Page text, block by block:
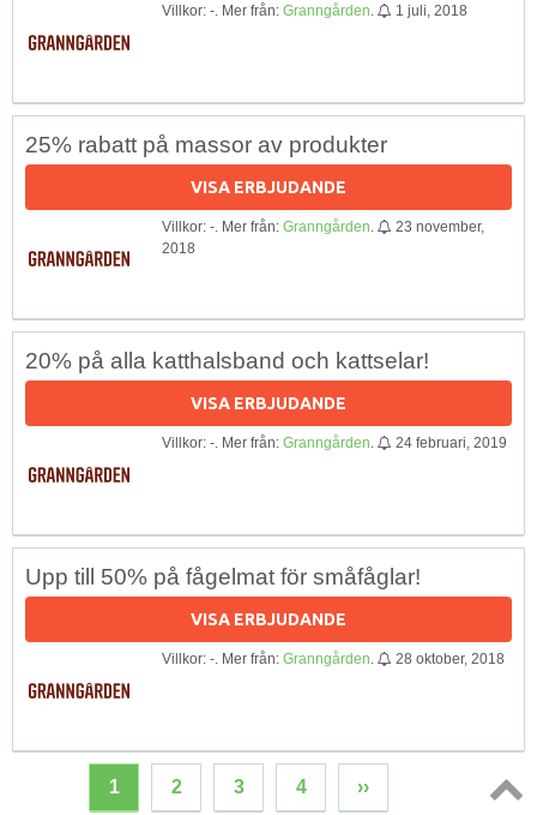
Villkor: -. Mer från: Granngården 1 juli, 2018
25% rabatt på massor av produkter
VISA ERBJUDANDE
Villkor: -. Mer från: Granngården
23 november,
2018
20% på alla katthalsband och kattselar!
VISA ERBJUDANDE
Villkor: -. Mer från: Granngården 24 februari, 2019
Upp till 50% på fågelmat för småfåglar!
VISA ERBJUDANDE
Villkor: -. Mer från: Granngården 28 oktober, 2018
1 2 3 4 ››